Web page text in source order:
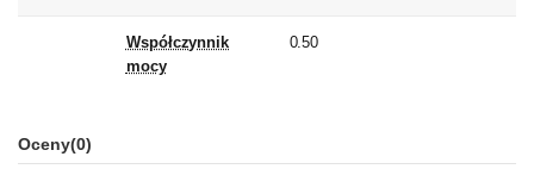
Współczynnik
mocy
0.50
Oceny(0)